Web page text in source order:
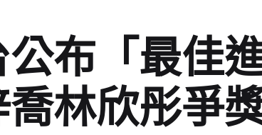
布「最佳
林欣彤爭